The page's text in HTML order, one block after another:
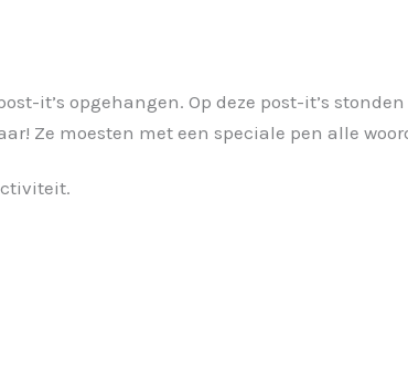
it’s opgehangen. Op deze post-it’s
Ze moesten met een speciale pen alle